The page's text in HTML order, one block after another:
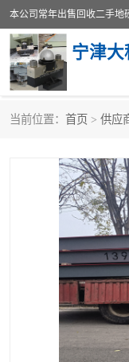
宁津大
当前位置： 首页 > 供应
地磅传感器
烘干机
装载机电子秤
半自动输送机